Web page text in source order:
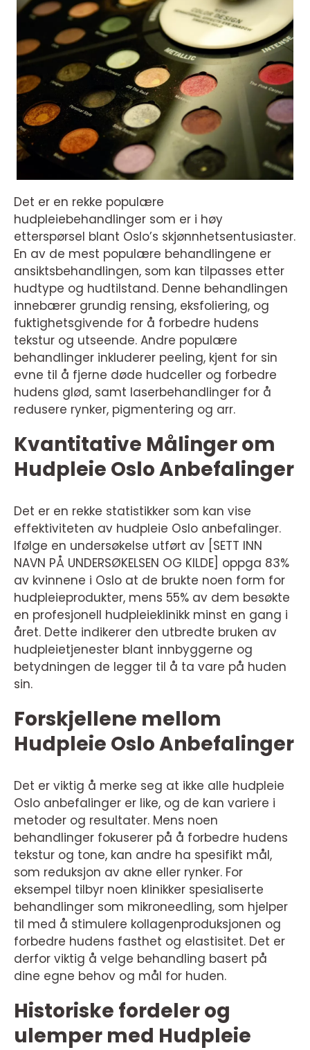
Det er en rekke populære
hudpleiebehandlinger som er i høy
etterspørsel blant Oslo’s skjønnhetsentusiaster.
En av de mest populære behandlingene er
ansiktsbehandlingen, som kan tilpasses etter
hudtype og hudtilstand. Denne behandlingen
innebærer grundig rensing, eksfoliering, og
fuktighetsgivende for å forbedre hudens
tekstur og utseende. Andre populære
behandlinger inkluderer peeling, kjent for sin
evne til å fjerne døde hudceller og forbedre
hudens glød, samt laserbehandlinger for å
redusere rynker, pigmentering og arr.
Kvantitative Målinger om
Hudpleie Oslo Anbefalinger
Det er en rekke statistikker som kan vise
effektiviteten av hudpleie Oslo anbefalinger.
Ifølge en undersøkelse utført av [SETT INN
NAVN PÅ UNDERSØKELSEN OG KILDE] oppga 83%
av kvinnene i Oslo at de brukte noen form for
hudpleieprodukter, mens 55% av dem besøkte
en profesjonell hudpleieklinikk minst en gang i
året. Dette indikerer den utbredte bruken av
hudpleietjenester blant innbyggerne og
betydningen de legger til å ta vare på huden
sin.
Forskjellene mellom
Hudpleie Oslo Anbefalinger
Det er viktig å merke seg at ikke alle hudpleie
Oslo anbefalinger er like, og de kan variere i
metoder og resultater. Mens noen
behandlinger fokuserer på å forbedre hudens
tekstur og tone, kan andre ha spesifikt mål,
som reduksjon av akne eller rynker. For
eksempel tilbyr noen klinikker spesialiserte
behandlinger som mikroneedling, som hjelper
til med å stimulere kollagenproduksjonen og
forbedre hudens fasthet og elastisitet. Det er
derfor viktig å velge behandling basert på
dine egne behov og mål for huden.
Historiske fordeler og
ulemper med Hudpleie